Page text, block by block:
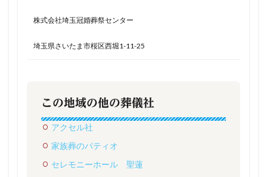
株式会社埼玉冠婚葬祭センター
埼玉県さいたま市桜区西堀1-11-25
この地域の他の葬儀社
アクセル社
家族葬のパティオ
セレモニーホール 聖蓮